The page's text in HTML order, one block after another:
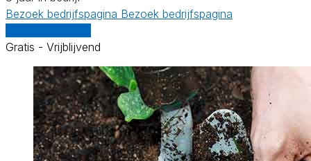
Bezoek bedrijfspagina Bezoek bedrijfspagina
Gratis - Vrijblijvend